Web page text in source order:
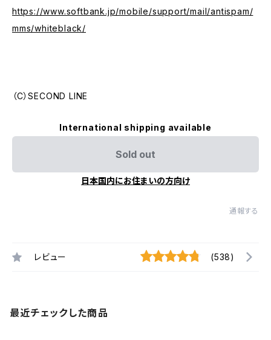
https://www.softbank.jp/mobile/support/mail/antispam/
mms/whiteblack/
（C）SECOND LINE
International shipping available
Sold out
日本国内にお住まいの方向け
通報する
レビュー (538)
最近チェックした商品